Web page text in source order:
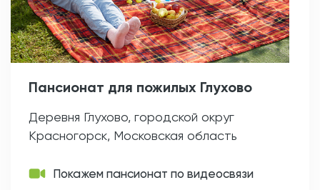
Пансионат для пожилых Глухово
Деревня Глухово, городской округ
Красногорск, Московская область
Покажем пансионат по видеосвязи